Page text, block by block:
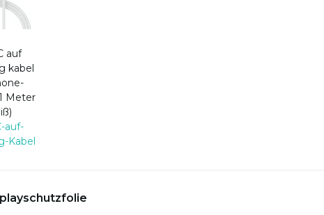
auf
kabel
Meter
auf-
Kabel